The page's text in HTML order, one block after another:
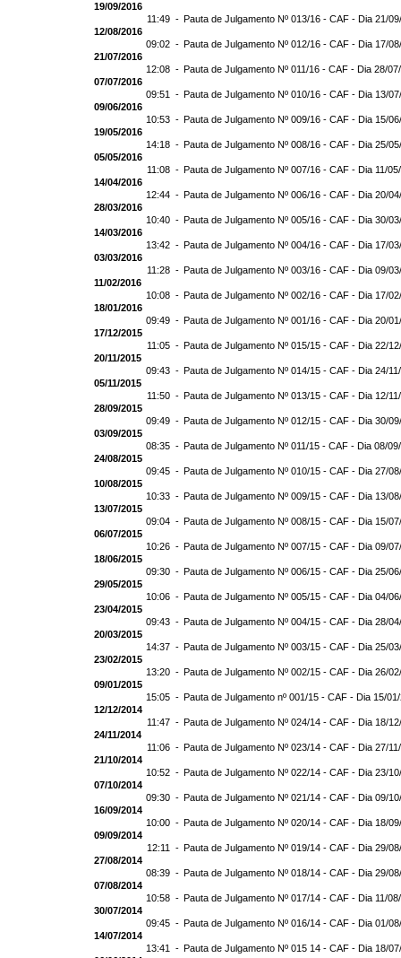
19/09/2016
11:49 - Pauta de Julgamento Nº 013/16 - CAF - Dia 21/
12/08/2016
09:02 - Pauta de Julgamento Nº 012/16 - CAF - Dia 17/
21/07/2016
12:08 - Pauta de Julgamento Nº 011/16 - CAF - Dia 28/
07/07/2016
09:51 - Pauta de Julgamento Nº 010/16 - CAF - Dia 13/
09/06/2016
10:53 - Pauta de Julgamento Nº 009/16 - CAF - Dia 15/
19/05/2016
14:18 - Pauta de Julgamento Nº 008/16 - CAF - Dia 25/
05/05/2016
11:08 - Pauta de Julgamento Nº 007/16 - CAF - Dia 11/
14/04/2016
12:44 - Pauta de Julgamento Nº 006/16 - CAF - Dia 20/
28/03/2016
10:40 - Pauta de Julgamento Nº 005/16 - CAF - Dia 30/
14/03/2016
13:42 - Pauta de Julgamento Nº 004/16 - CAF - Dia 17/
03/03/2016
11:28 - Pauta de Julgamento Nº 003/16 - CAF - Dia 09/
11/02/2016
10:08 - Pauta de Julgamento Nº 002/16 - CAF - Dia 17/
18/01/2016
09:49 - Pauta de Julgamento Nº 001/16 - CAF - Dia 20/
17/12/2015
11:05 - Pauta de Julgamento Nº 015/15 - CAF - Dia 22/
20/11/2015
09:43 - Pauta de Julgamento Nº 014/15 - CAF - Dia 24/
05/11/2015
11:50 - Pauta de Julgamento Nº 013/15 - CAF - Dia 12/
28/09/2015
09:49 - Pauta de Julgamento Nº 012/15 - CAF - Dia 30/
03/09/2015
08:35 - Pauta de Julgamento Nº 011/15 - CAF - Dia 08/
24/08/2015
09:45 - Pauta de Julgamento Nº 010/15 - CAF - Dia 27/
10/08/2015
10:33 - Pauta de Julgamento Nº 009/15 - CAF - Dia 13/
13/07/2015
09:04 - Pauta de Julgamento Nº 008/15 - CAF - Dia 15/
06/07/2015
10:26 - Pauta de Julgamento Nº 007/15 - CAF - Dia 09/
18/06/2015
09:30 - Pauta de Julgamento Nº 006/15 - CAF - Dia 25/
29/05/2015
10:06 - Pauta de Julgamento Nº 005/15 - CAF - Dia 04/
23/04/2015
09:43 - Pauta de Julgamento Nº 004/15 - CAF - Dia 28/
20/03/2015
14:37 - Pauta de Julgamento Nº 003/15 - CAF - Dia 25/
23/02/2015
13:20 - Pauta de Julgamento Nº 002/15 - CAF - Dia 26/
09/01/2015
15:05 - Pauta de Julgamento nº 001/15 - CAF - Dia 15/
12/12/2014
11:47 - Pauta de Julgamento Nº 024/14 - CAF - Dia 18/
24/11/2014
11:06 - Pauta de Julgamento Nº 023/14 - CAF - Dia 27/
21/10/2014
10:52 - Pauta de Julgamento Nº 022/14 - CAF - Dia 23/
07/10/2014
09:30 - Pauta de Julgamento Nº 021/14 - CAF - Dia 09/
16/09/2014
10:00 - Pauta de Julgamento Nº 020/14 - CAF - Dia 18/
09/09/2014
12:11 - Pauta de Julgamento Nº 019/14 - CAF - Dia 29/
27/08/2014
08:39 - Pauta de Julgamento Nº 018/14 - CAF - Dia 29/
07/08/2014
10:58 - Pauta de Julgamento Nº 017/14 - CAF - Dia 11/
30/07/2014
09:45 - Pauta de Julgamento Nº 016/14 - CAF - Dia 01/
14/07/2014
13:41 - Pauta de Julgamento Nº 015 14 - CAF - Dia 18/